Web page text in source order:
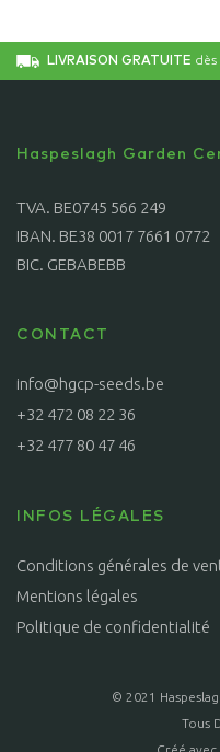
LIVRAISON GRATUITE dès
Haspeslagh Garden
TVA. BE0745 566 249
IBAN. BE38 0017 7661 0772
BIC. GEBABEBB
CONTACT
info@hgcp-seeds.be
+32 472 08 22 36
+32 477 80 47 46
INFOS LÉGALES
Conditions générales de
Mentions légales
Politique de confidentialité
© 2021
Tous